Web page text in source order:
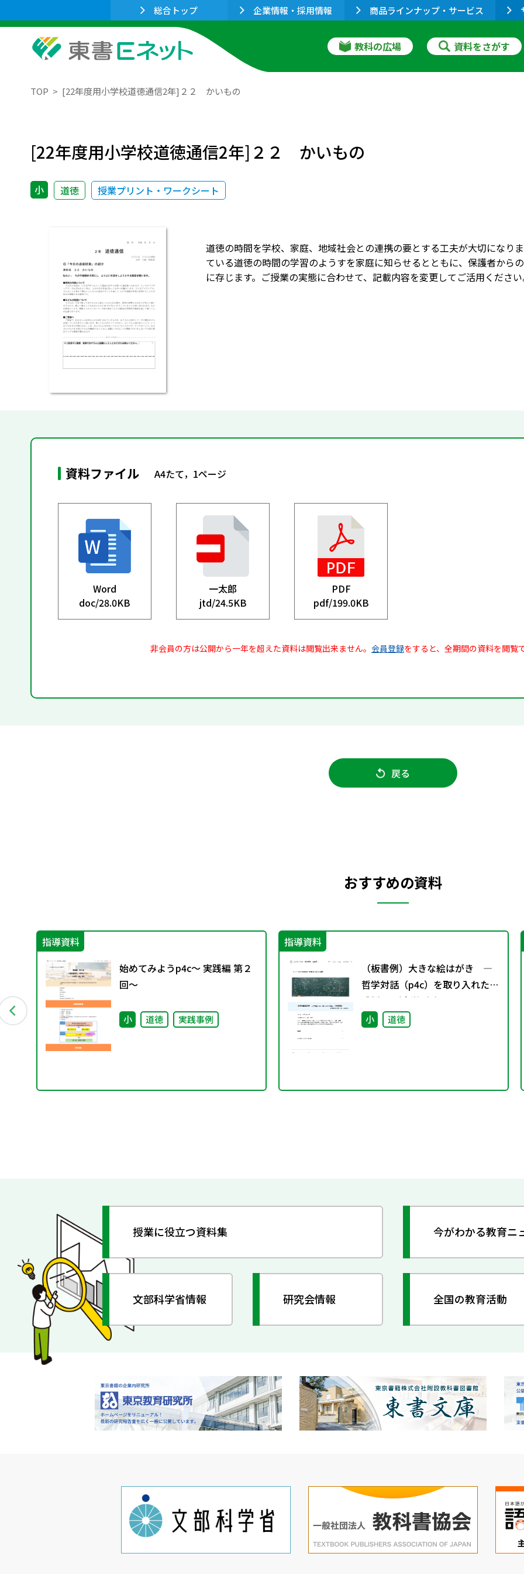
総合トップ 企業情報・採用情報 商品ラインナップ・サービス
教科の広場 資料をさがす
TOP [22年度用小学校道徳通信2年]２２ かいもの
[22年度用小学校道徳通信2年]２２ かいもの
小 道徳 授業プリント・ワークシート
道徳の時間を学校、家庭、地域社会との連携の要とする工夫が大切になり
ている道徳の時間の学習のようすを家庭に知らせるとともに、保護者から
に存じます。ご授業の実態に合わせて、記載内容を変更してご活用ください
資料ファイル A4たて，1ページ
Word
doc/28.0KB
一太郎
jtd/24.5KB
PDF
pdf/199.0KB
非会員の方は公開から一年を超えた資料は閲覧出来ません。 会員登録をすると、全期間の資料を閲覧
戻る
おすすめの資料
指導資料
始めてみようp4c～ 実践編 第２
回～
小 道徳 実践事例
指導資料
（板書例）大きな絵はがき ―
哲学対話（p4c）を取り入れた実
践例― （小学4年）
小 道徳
授業に役立つ資料集 今がわかる教育ニ
文部科学省情報 研究会情報 全国の教育活動